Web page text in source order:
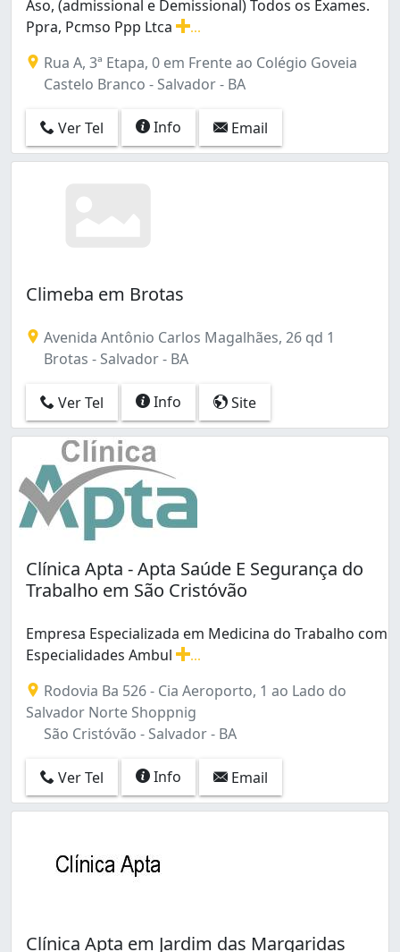
Aso, (admissional e Demissional) Todos os Exames.
Ppra, Pcmso Ppp Ltca
Rua A, 3ª Etapa, 0 em Frente ao Colégio Goveia
Castelo Branco - Salvador - BA
Ver Tel Info Email
Climeba em Brotas
Avenida Antônio Carlos Magalhães, 26 qd 1
Brotas - Salvador - BA
Ver Tel Info Site
Clínica Apta - Apta Saúde E Segurança do
Trabalho em São Cristóvão
Empresa Especializada em Medicina do Trabalho com
Especialidades Ambul
Rodovia Ba 526 - Cia Aeroporto, 1 ao Lado do
Salvador Norte Shoppnig
São Cristóvão - Salvador - BA
Ver Tel Info Email
Clínica Apta em Jardim das Margaridas